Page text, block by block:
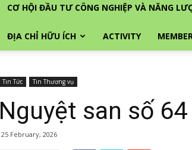
CƠ HỘI ĐẦU TƯ CÔNG NGHIỆP VÀ NĂNG
ĐỊA CHỈ HỮU ÍCH ACTIVITY
Tin Tức Tin Thương vụ
Nguyệt san số
25 February, 2026